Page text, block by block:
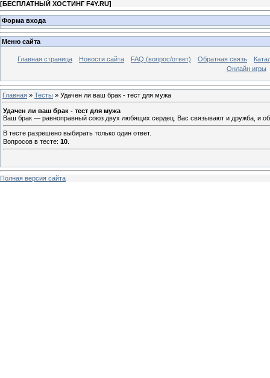
[БЕСПЛАТНЫЙ ХОСТИНГ F4Y.RU]
Форма входа
Меню сайта
Главная страница Новости сайта FAQ (вопрос/ответ) Обратная связь
Онлайн игры
Главная » Тесты » Удачен ли ваш брак - тест для мужа
Удачен ли ваш брак - тест для мужа
Ваш брак — равноправный союз двух любящих сердец. Вас связывают и дружба, и
В тесте разрешено выбирать только один ответ.
Вопросов в тесте: 10
Полная версия сайта